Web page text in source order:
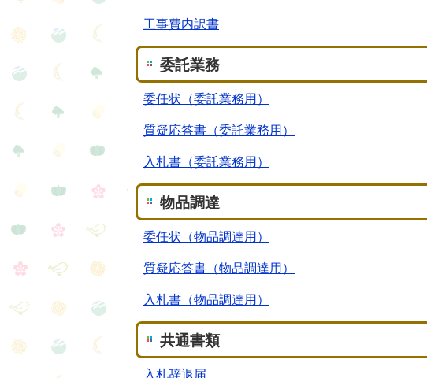
工事費内訳書
委託業務
委任状（委託業務用）
質疑応答書（委託業務用）
入札書（委託業務用）
物品調達
委任状（物品調達用）
質疑応答書（物品調達用）
入札書（物品調達用）
共通書類
入札辞退届